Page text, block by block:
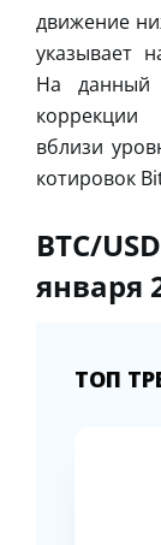
движение
указывает
На данный
коррекции
вблизи
котировок
BTC/
января
ТОП